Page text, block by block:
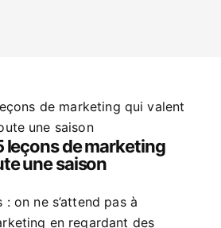
leçons de marketing
une saison
on ne s’attend pas à
en regardant des